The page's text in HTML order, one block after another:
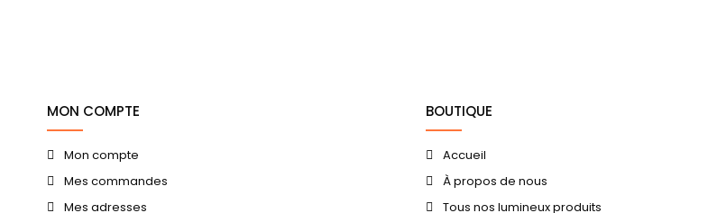
MON COMPTE
Mon compte
Mes commandes
Mes adresses
BOUTIQUE
Accueil
À propos de nous
Tous nos lumineux produits